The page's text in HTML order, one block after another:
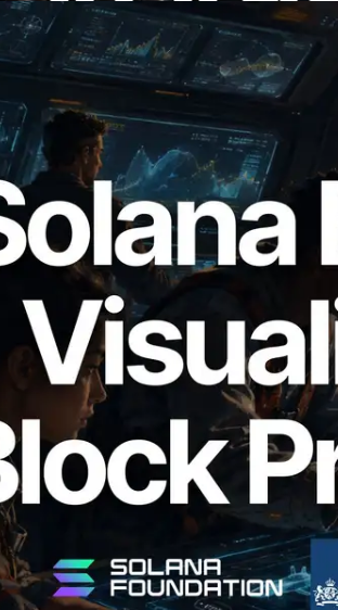
lanza el Solana Block
del tiempo de
bloque por slot y del